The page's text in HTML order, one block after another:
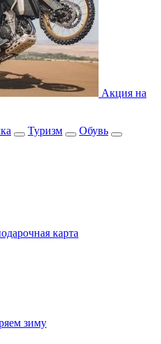
Акция на
Туризм
Обувь
карта
зиму